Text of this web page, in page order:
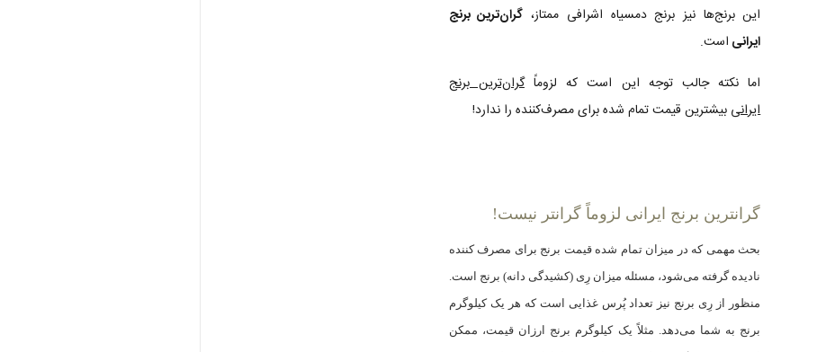
این برنج‌ها نیز برنج دمسیاه اشرافی ممتاز، گران‌ترین برنج
ایرانی است.
اما نکته جالب توجه این است که لزوماًگران‌ترین برنج
ایرانی بیشترین قیمت تمام شده برای مصرف‌کننده را ندارد!
گرانترین برنج ایرانی لزوماً گرانتر نیست!
بحث مهمی که در میزان تمام شده قیمت برنج برای مصرف کننده
نادیده گرفته می‌شود، مسئله میزان رِی (کشیدگی دانه) برنج است.
منظور از رِی برنج نیز تعداد پُرس غذایی است که هر یک کیلوگرم
برنج به شما می‌دهد. مثلاً یک کیلوگرم برنج ارزان قیمت، ممکن